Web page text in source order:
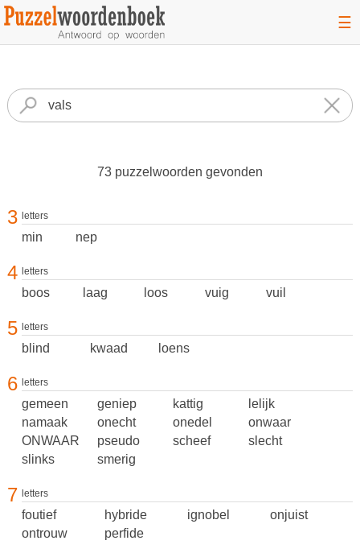
☰
73 puzzelwoorden gevonden
3 letters
min nep
4 letters
boos laag loos vuig vuil
5 letters
blind kwaad loens
6 letters
gemeen geniep kattig
lelijk
namaak
onecht onedel
onwaar
ONWAAR
pseudo scheef
slecht
slinks
smerig
7 letters
foutief hybride ignobel
onjuist
ontrouw
perfide